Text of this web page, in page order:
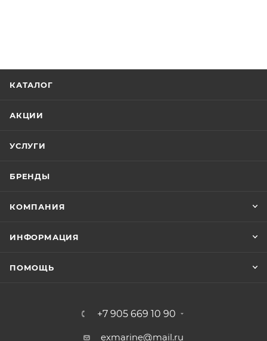
КАТАЛОГ
АКЦИИ
УСЛУГИ
БРЕНДЫ
КОМПАНИЯ
ИНФОРМАЦИЯ
ПОМОЩЬ
+7 905 669 10 90
exmarine@mail.ru